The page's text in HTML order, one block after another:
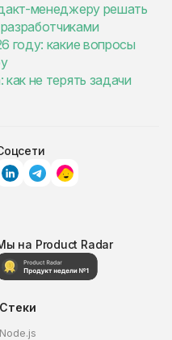
менеджеру решать
году: какие вопросы
не терять задачи
на Product Radar
Стеки
Node.js